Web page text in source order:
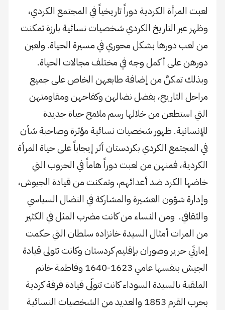
لعبت المرأة الكردية دوراً تاريخياً في المجتمع الكردي،
وظهر عبر التاريخ الكردي شخصيات نسائية بارزة تمكنت
من لعب دورها بشكل محوري في مسيرة الحياة. ولعبن
دورهن على أكمل وجه في مختلف مجالات الحياة.
وبذلك تمكنَّ من إضافة طابعهن الخاص على جميع
مراحل التاريخ، بفضل نضالهن وكفاحهن ومقاومتهن
التي استطعن من خلالها رسم ملامح حياة جديدة
للإنسانية. ظهور شخصيات نسائية مؤثرة وصاحبة شأن
في المجتمع الكردي بكردستان أثر إيجاباً على حياة المرأة
الكردية، فمنهن من لعبت دوراً هاماً في الحروب التي
خاضها الكرد ضد أعدائهم، وتمكنت من قيادة الجيوش،
وإدارة شؤون العشيرة والمشاركة في النضال السياسي
والثقافي. ومن النساء من كانت مضرب المثل في الكثير
من المرات أمثال السيدة خانزاده سلطان التي حكمت
إمارتَي حرير وصوران بإقليم كردستان وكانت تتولى قيادة
الجيش بنفسها عامي 1623-1640 وفاطمة خانم
الملقبة بالسيدة السوداء كانت تتولّى قيادة فرقة كردية
بحرب القرم 1853 والعديد من الشخصيات النسائية